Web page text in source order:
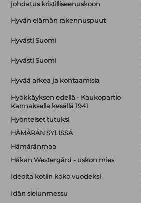
johdatus kristilliseenuskoon
Hyvän elämän rakennuspuut
Hyvästi Suomi
Hyvästi Suomi
Hyvää arkea ja kohtaamisia
Hyökkäyksen edellä - Kaukopartio
Kannaksella kesällä 1941
Hyönteiset tutuksi
HÄMÄRÄN SYLISSÄ
Hämäränmaa
Håkan Westergård - uskon mies
Ideoita kotiin koko vuodeksi
Idän sielunmessu